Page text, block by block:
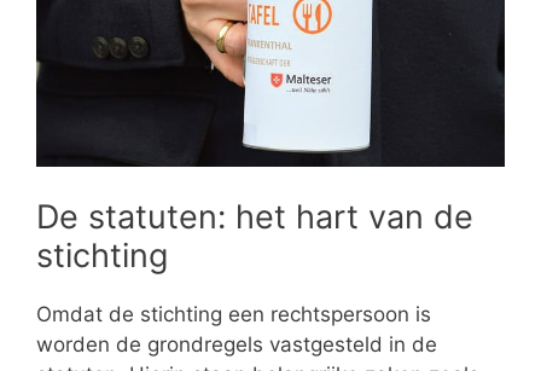
De statuten: het hart van de
stichting
Omdat de stichting een rechtspersoon is
worden de grondregels vastgesteld in de